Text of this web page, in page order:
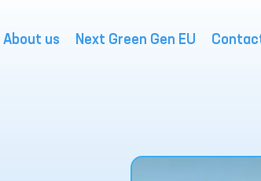
About us Next Green Gen EU